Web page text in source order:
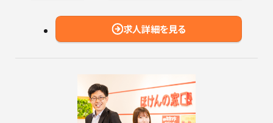
求人詳細を見る